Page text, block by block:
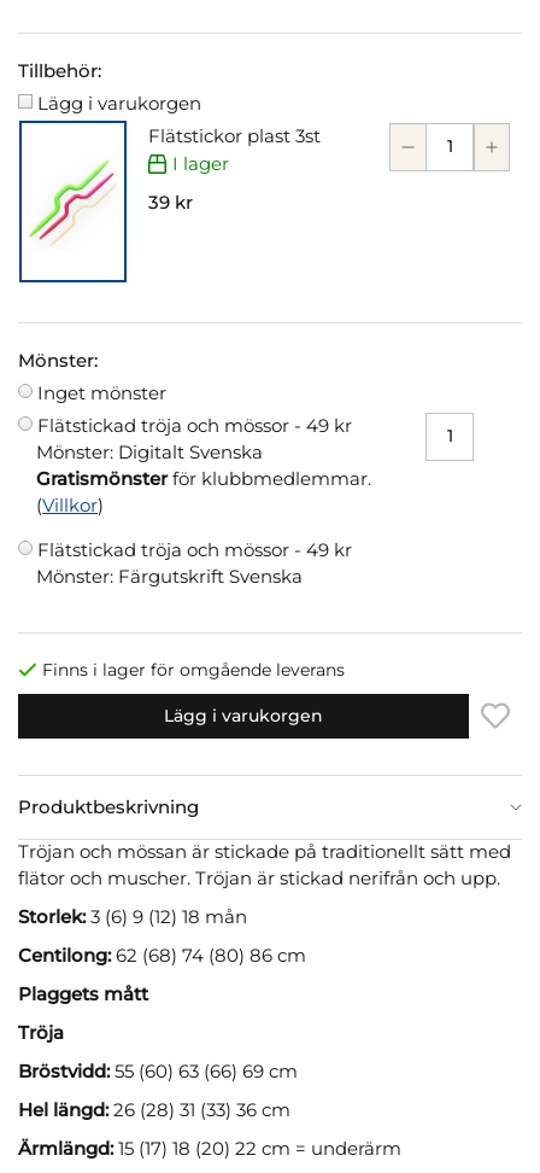
Tillbehör:
Lägg i varukorgen
Flätstickor plast 3st
I lager
39 kr
Mönster:
Inget mönster
Flätstickad tröja och mössor - 49 kr
Mönster: Digitalt Svenska
Gratismönsterför klubbmedlemmar.
(Villkor)
Flätstickad tröja och mössor - 49 kr
Mönster: Färgutskrift Svenska
Finns i lager för omgående leverans
Lägg i varukorgen
Produktbeskrivning
Tröjan och mössan är stickade på traditionellt sätt med
flätor och muscher. Tröjan är stickad nerifrån och upp.
Storlek:3 (6) 9 (12) 18 mån
Centilong:62 (68) 74 (80) 86 cm
Plaggets mått
Tröja
Bröstvidd:55 (60) 63 (66) 69 cm
Hel längd:26 (28) 31 (33) 36 cm
Ärmlängd:15 (17) 18 (20) 22 cm = underärm